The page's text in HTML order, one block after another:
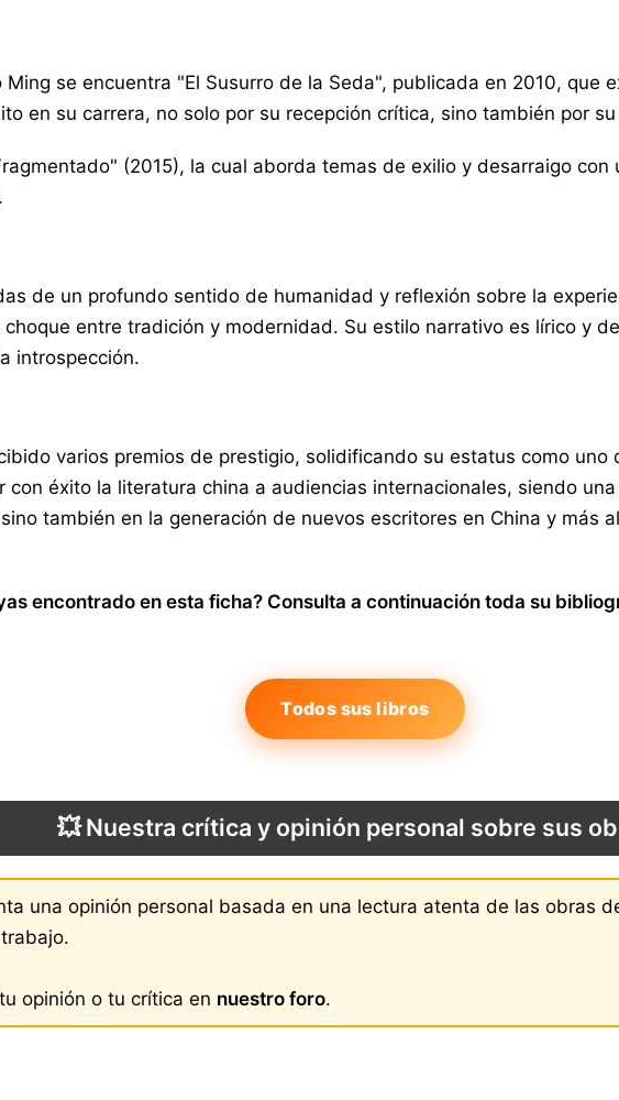
se encuentra "El Susurro de la Seda", publicada en 2010, que
en su carrera, no solo por su recepción crítica, sino también por
(2015), la cual aborda temas de exilio y desarraigo
de un profundo sentido de humanidad y reflexión sobre la
entre tradición y modernidad. Su estilo narrativo es lírico y
introspección.
varios premios de prestigio, solidificando su estatus como
éxito la literatura china a audiencias internacionales, siendo
también en la generación de nuevos escritores en China y más
encontrado en esta ficha? Consulta a continuación toda su
Todos sus libros
💥 Nuestra crítica y opinión personal sobre sus
una opinión personal basada en una lectura atenta de las obras
opinión o tu crítica en nuestro foro.